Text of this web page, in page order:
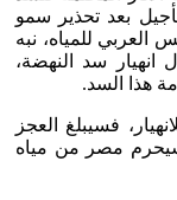
بعد تحذير سمو
العربي للمياه، نبه
انهيار سد النهضة،
هذا السد.
فسيبلغ العجز
م3 عام 2050م، أي سيحرم مصر من مياه